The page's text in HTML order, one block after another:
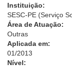
Instituição:
SESC-PE (Serviço
Área de Atuação:
Outras
Aplicada em:
01/2013
Nível: